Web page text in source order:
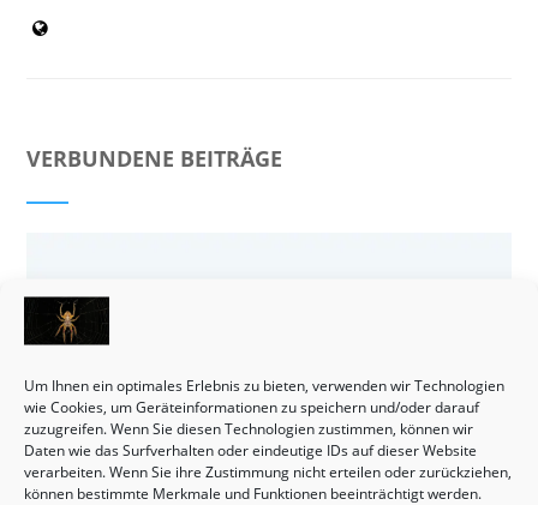
Um Ihnen ein optimales Erlebnis zu bieten, verwenden wir Technologien
wie Cookies, um Geräteinformationen zu speichern und/oder darauf
zuzugreifen. Wenn Sie diesen Technologien zustimmen, können wir
Daten wie das Surfverhalten oder eindeutige IDs auf dieser Website
verarbeiten. Wenn Sie ihre Zustimmung nicht erteilen oder zurückziehen,
können bestimmte Merkmale und Funktionen beeinträchtigt werden.
VERBUNDENE BEITRÄGE